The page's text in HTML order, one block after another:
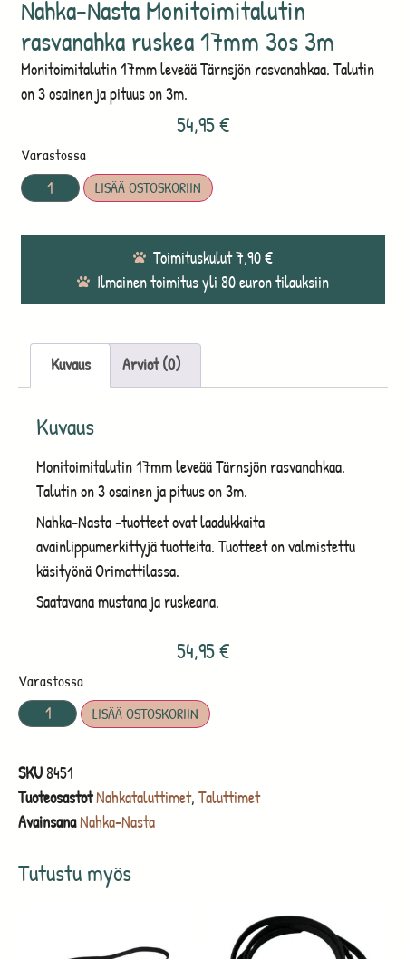
Nahka-Nasta Monitoimitalutin
rasvanahka ruskea 17mm 3os 3m
Monitoimitalutin 17mm leveää Tärnsjön rasvanahkaa. Talutin
on 3 osainen ja pituus on 3m.
54,95€
Varastossa
LISÄÄ OSTOSKORIIN
Toimituskulut 7,90 €
Ilmainen toimitus yli 80 euron tilauksiin
Tutustu myös
Kuvaus Arviot (0)
Kuvaus
Monitoimitalutin 17mm leveää Tärnsjön rasvanahkaa.
Talutin on 3 osainen ja pituus on 3m.
Nahka-Nasta -tuotteet ovat laadukkaita
avainlippumerkittyjä tuotteita. Tuotteet on valmistettu
käsityönä Orimattilassa.
Saatavana mustana ja ruskeana.
54,95€
Varastossa
LISÄÄ OSTOSKORIIN
SKU8451
TuoteosastotNahkataluttimet, Taluttimet
AvainsanaNahka-Nasta